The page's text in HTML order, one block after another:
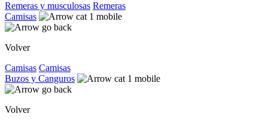
Remeras y musculosas Remeras
Camisas
Volver
Camisas Camisas
Buzos y Canguros
Volver